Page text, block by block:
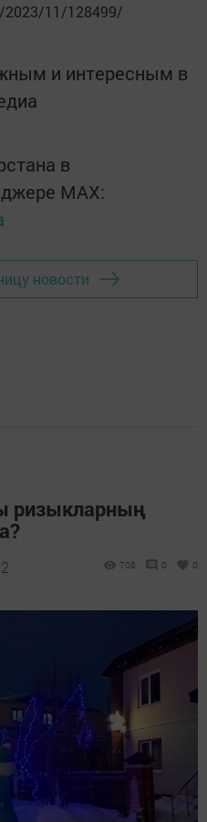
11/128499/
и интересным в
в
MАХ:
новости
ризыкларның
708 0 0